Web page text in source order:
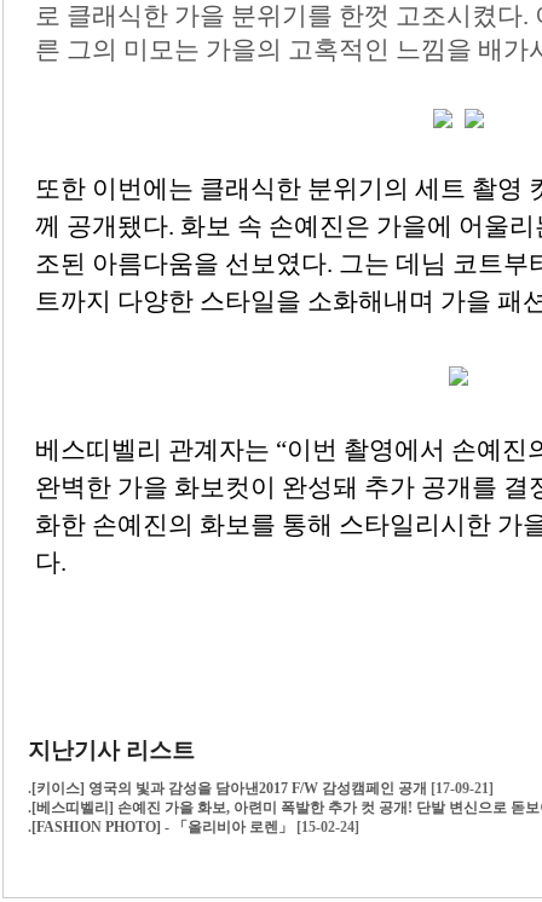
로 클래식한 가을 분위기를 한껏 고조시켰다.
른 그의 미모는 가을의 고혹적인 느낌을 배가
또한 이번에는 클래식한 분위기의 세트 촬영
께 공개됐다. 화보 속 손예진은 가을에 어울
조된 아름다움을 선보였다. 그는 데님 코트부
트까지 다양한 스타일을 소화해내며 가을 패
베스띠벨리 관계자는 “이번 촬영에서 손예진
완벽한 가을 화보컷이 완성돼 추가 공개를 결
화한 손예진의 화보를 통해 스타일리시한 가
다.
지난기사 리스트
.[키이스] 영국의 빛과 감성을 담아낸2017 F/W 감성캠페인 공개 [17-09-21]
.[베스띠벨리] 손예진 가을 화보, 아련미 폭발한 추가 컷 공개! 단발 변신으로 돋
.[FASHION PHOTO] - 「올리비아 로렌」 [15-02-24]